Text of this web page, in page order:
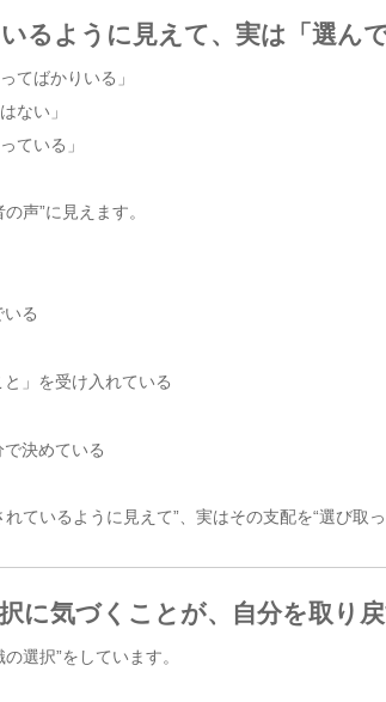
るように見えて、実は「選んで
てばかりいる」
ない」
ている」
声”に見えます。
いる
と」を受け入れている
で決めている
ているように見えて”、実はその支配を“選び取
に気づくことが、自分を取り
選択”をしています。